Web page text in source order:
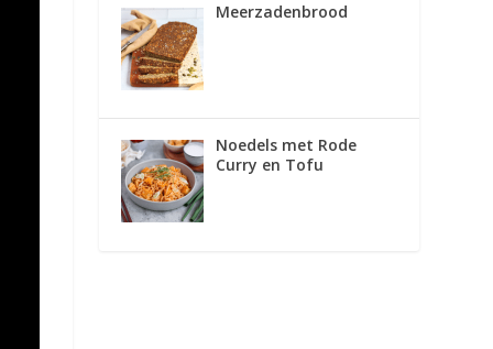
Meerzadenbrood
Noedels met Rode
Curry en Tofu